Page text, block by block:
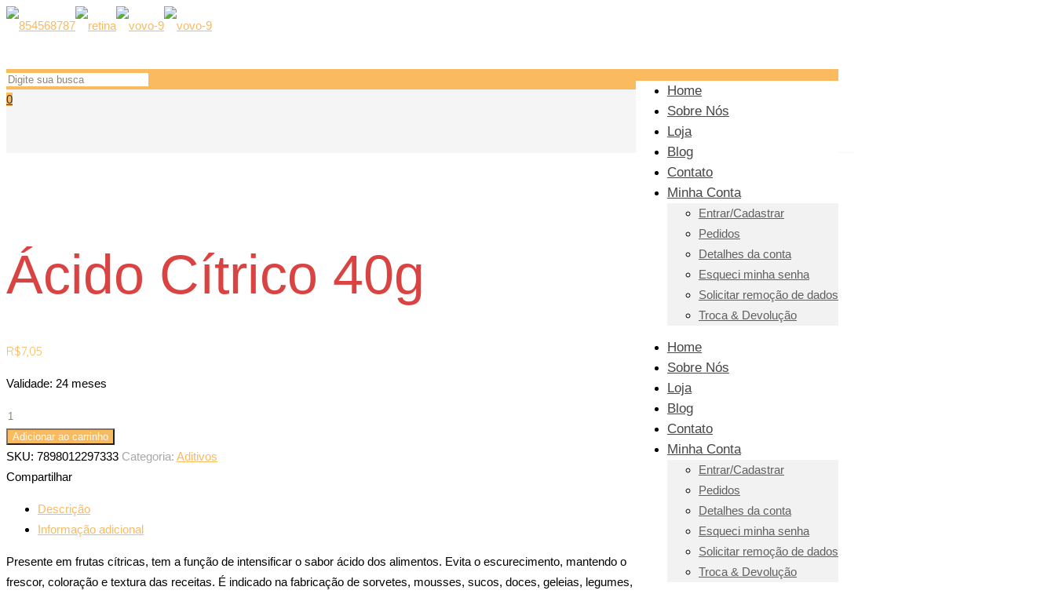
Home
Sobre Nós
Loja
Blog
Contato
Minha Conta
Entrar/Cadastrar
Pedidos
Detalhes da conta
Esqueci minha senha
Solicitar remoção de dados
Troca & Devolução
Home
Sobre Nós
Loja
Blog
Contato
Minha Conta
Entrar/Cadastrar
Pedidos
Detalhes da conta
Esqueci minha senha
Solicitar remoção de dados
Troca & Devolução
0
Ácido Cítrico 40g
R$7,05
Validade: 24 meses
Adicionar ao carrinho
SKU: 7898012297333 Categoria: Aditivos
Compartilhar
Descrição
Informação adicional
Presente em frutas cítricas, tem a função de intensificar o sabor ácido dos alimentos. Evita o escurecimento, mantendo o
frescor, coloração e textura das receitas. É indicado na fabricação de sorvetes, mousses, sucos, doces, geleias, legumes,